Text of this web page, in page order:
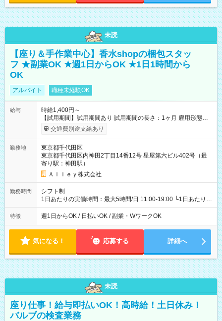
未読
【座り＆手作業中心】香水shopの梱包スタッ
フ ★副業OK ★週1日からOK ★1日1時間から
OK
アルバイト 職種未経験OK
給与
時給1,400円～
【試用期間】試用期間あり 試用期間の長さ：1ヶ月 雇用形態、
給与は本採用時と同じです。
交通費別途支給あり
勤務地
東京都千代田区
東京都千代田区内神田2丁目14番12号 星屋第六ビル402号（最
寄り駅：神田駅）
Ａｌｌｅｙ株式会社
勤務時間
シフト制
1日あたりの実働時間：最大5時間/日 11:00-19:00 └1日あたりの
実働時間：1-5時間 └上記の時間帯内であれば、いつでも勤務可
能！ └平日・土曜日の中で、お好きな曜日でご勤務いただけま
18:00 などのように、自由な働き方が可能なお仕事です！
特徴 週1日からOK / 日払いOK / 副業・WワークOK
気になる！ 応募する 詳細へ
未読
座り仕事！給与即払いOK！高時給！土日休み！
バルブの検査業務